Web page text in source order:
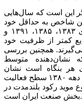
این است که سال‌هایی‌‌‌
شاخص‌‌‌ به‌‌‌ حداقل‌‌‌ خود
در آن سال‌ها رسیده است؛‌‌‌ مانند سال‌های‌‌‌ ١٣٨٣، ١٣٨۵، ١٣٩١ و
کمتر از ظرفیت‌‌‌ خود
همچنین‌‌‌ بررسی‌‌‌
نشان‌دهنده متوسط‌‌‌
هر بنگاه است‌‌‌ نشان
می‌دهد که‌‌‌ در سال‌های‌‌‌ دهه‌‌‌ ١٣٩٠ نسبت‌‌‌ به‌‌‌ دهه‌‌‌ ١٣٨٠ سطح‌‌‌ فعالیت‌‌‌
موید رکود‌‌‌ بلندمدت در
بخش‌‌‌ صنعت‌‌‌ ایران است‌‌‌.